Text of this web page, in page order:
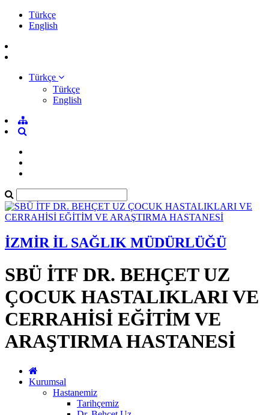
Türkçe
English
Türkçe
Türkçe
English
İZMİR İL SAĞLIK MÜDÜRLÜĞÜ
SBÜ İTF DR. BEHÇET UZ
ÇOCUK HASTALIKLARI VE
CERRAHİSİ EĞİTİM VE
ARAŞTIRMA HASTANESİ
Kurumsal
Hastanemiz
Tarihçemiz